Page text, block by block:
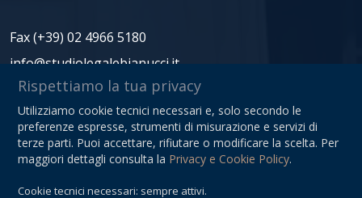
Fax (+39) 02 4966 5180
info@studiolegalebianucci.it
P.IVA: 08125620966
Privacy Policy
Sitemap
Gestisci Cookie
Rispettiamo la tua privacy
Utilizziamo cookie tecnici necessari e, solo secondo le
preferenze espresse, strumenti di misurazione e servizi di
terze parti. Puoi accettare, rifiutare o modificare la scelta. Per
maggiori dettagli consulta la Privacy e Cookie Policy.
Cookie tecnici necessari: sempre attivi.